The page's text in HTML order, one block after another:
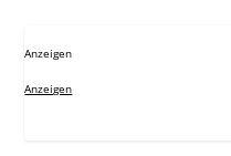
Anzeigen
Anzeigen